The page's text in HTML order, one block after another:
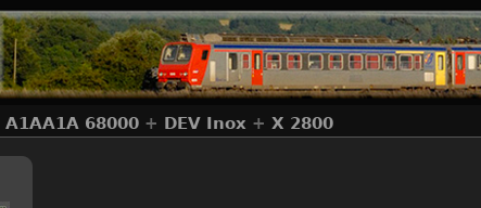
A1AA1A 68000 + DEV Inox + X 2800